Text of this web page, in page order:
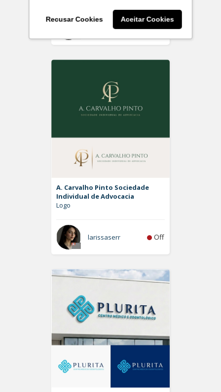
Recusar Cookies Aceitar Cookies
Rdesign SM Off
A. Carvalho Pinto Sociedade
Individual de Advocacia
Logo
larissaserr Off